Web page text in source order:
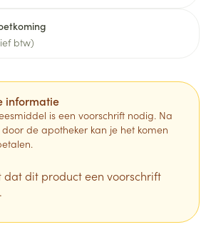
btw)
informatie
is een voorschrift nodig. Na
de apotheker kan je het komen
dat dit product een voorschrift